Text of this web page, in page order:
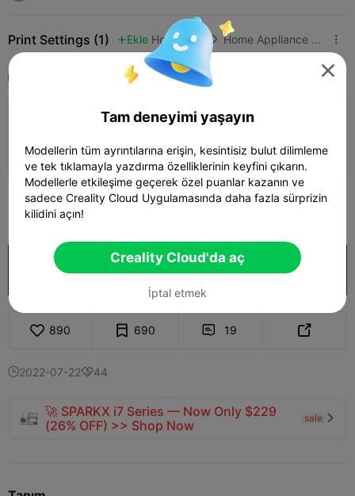
Print Settings (1)  Ekle Household  Home Appliance Accessories 
Ender-3 V3 Plus
0.2mm layer, 2 walls, 10 infill
 7d 14h  10 plates
300
US$2.97 $7.99/Month
890 690  19 
2022-07-2244
🚀 SPARKX i7 Series — Now Only $229
(26% OFF) >> Shop Now
sale 

Tam deneyimi yaşayın
Modellerin tüm ayrıntılarına erişin, kesintisiz bulut dilimleme
ve tek tıklamayla yazdırma özelliklerinin keyfini çıkarın.
Modellerle etkileşime geçerek özel puanlar kazanın ve
sadece Creality Cloud Uygulamasında daha fazla sürprizin
kilidini açın!
Creality Cloud'da aç
İptal etmek